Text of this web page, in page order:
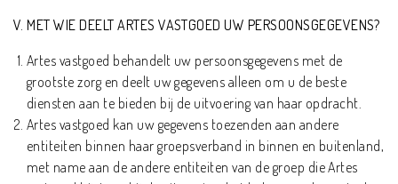
V. MET WIE DEELT ARTES VASTGOED UW PERSOONSGEGEVENS?
Artes vastgoed behandelt uw persoonsgegevens met de
grootste zorg en deelt uw gegevens alleen om u de beste
diensten aan te bieden bij de uitvoering van haar opdracht.
Artes vastgoed kan uw gegevens toezenden aan andere
entiteiten binnen haar groepsverband in binnen en buitenland,
met name aan de andere entiteiten van de groep die Artes